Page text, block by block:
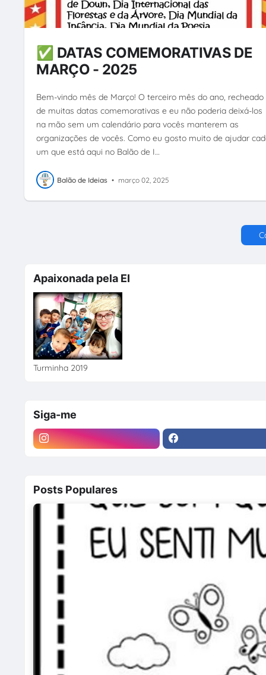
✅ DATAS COMEMORATIVAS DE
MARÇO - 2025
Bem-vindo mês de Março! O terceiro mês do ano, recheado
de muitas datas comemorativas e eu não poderia deixá-los
na mão sem um calendário para vocês manterem as
organizações de vocês. Como eu gosto muito de ajudar
um que está aqui no Balão de I…
Balão de Ideias • março 02, 2025
Apaixonada pela EI
Turminha 2019
Siga-me
Posts Populares